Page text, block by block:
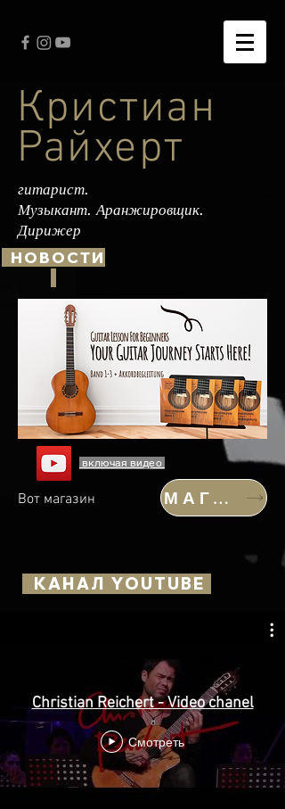
Кристиан
Райхерт
гитарист.
Музыкант. Аранжировщик.
Дирижер
НОВОСТИ
включая видео
Вот магазин МАГАЗИН
КАНАЛ YOUTUBE
Christian Reichert - Video chanel
Смотреть